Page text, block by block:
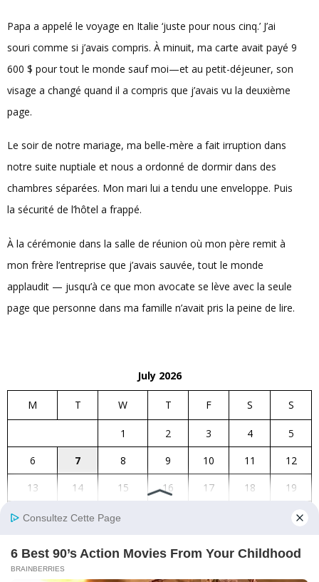
Papa a appelé le voyage en Italie ‘juste pour nous cinq.’ J’ai
souri comme si j’avais compris. À minuit, ma carte avait payé 9
600 $ pour tout le monde sauf moi—et au petit-déjeuner, son
visage a changé quand il a compris que j’avais vu la deuxième
page.
Le soir de notre mariage, ma belle-mère a fait irruption dans
notre suite nuptiale et nous a ordonné de dormir dans des
chambres séparées. Mon mari lui a tendu une enveloppe. Puis
la sécurité de l’hôtel a frappé.
À la cérémonie dans la salle de réunion où mon père remit à
mon frère l’entreprise que j’avais sauvée, tout le monde
applaudit — jusqu’à ce que mon avocate se lève avec la seule
page que personne dans ma famille n’avait pris la peine de lire.
July 2026
M T W T F S S
1 2 3 4
5
6
7 8 9 10 11
12
13
14 15 16 17 18
19
20
21 22
26